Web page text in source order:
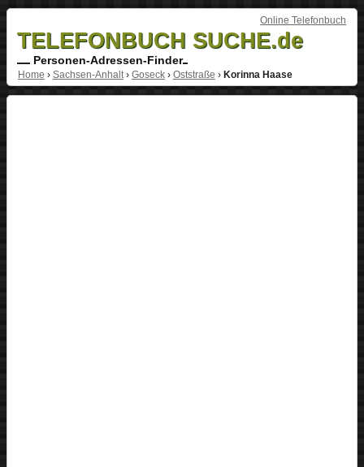
Online Telefonbuch
TELEFONBUCH SUCHE.de
Personen-Adressen-Finder
Home › Sachsen-Anhalt› Goseck› Oststraße › Korinna Haase